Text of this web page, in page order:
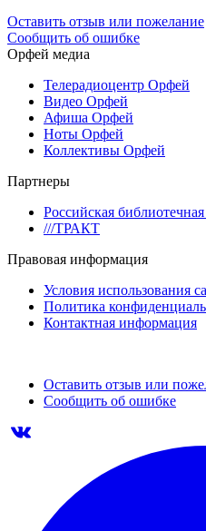
Оставить отзыв или пожелание
Сообщить об ошибке
Орфей медиа
Телерадиоцентр Орфей
Видео Орфей
Афиша Орфей
Ноты Орфей
Коллективы Орфей
Партнеры
Российская
///ТРАКТ
Правовая информация
Условия использования
Политика
Контактная информация
Оставить отзыв или
Сообщить об ошибке